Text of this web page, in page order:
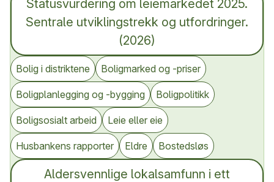
Statusvurdering om leiemarkedet 2025.
Sentrale utviklingstrekk og utfordringer.
(2026)
Bolig i distriktene Boligmarked og -priser
Boligplanlegging og -bygging Boligpolitikk
Boligsosialt arbeid Leie eller eie
Husbankens rapporter Eldre Bostedsløs
Aldersvennlige lokalsamfunn i ett